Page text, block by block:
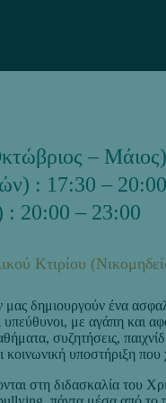
– Μάιος)
: 17:30 – 20:00
: 20:00 – 23:00
Κτιρίου
δημιουργούν ένα
με αγάπη και
συζητήσεις,
κοινωνική υποστήριξη που
στη διδασκαλία του